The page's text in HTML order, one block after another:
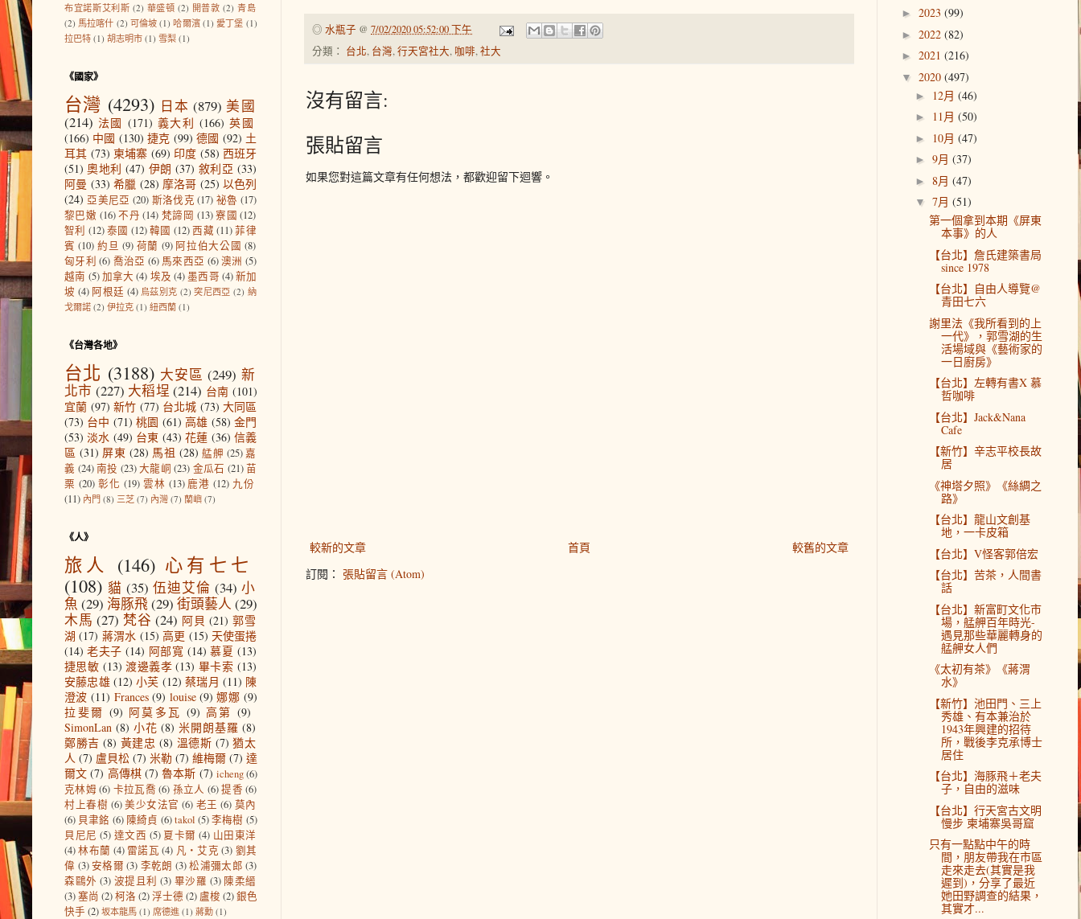
◎ 水瓶子 @ 7/02/2020 05:52:00 下午
分類： 台北, 台灣,行天宮社大, 咖啡,社大
沒有留言:
張貼留言
如果您對這篇文章有任何想法，都歡迎留下迴響。
較新的文章 較舊的文章
首頁
訂閱： 張貼留言 (Atom)
布宜諾斯艾利斯 (2) 華盛頓 (2) 開普敦 (2) 青島
(2) 馬拉喀什 (2) 可倫坡 (1) 哈爾濱 (1) 愛丁堡 (1)
拉巴特 (1) 胡志明市 (1) 雪梨 (1)
《國家》
台灣 (4293) 日本 (879) 美國
(214) 法國 (171) 義大利 (166) 英國
(166) 中國 (130) 捷克 (99) 德國 (92) 土
耳其 (73) 柬埔寨 (69) 印度 (58) 西班牙
(51) 奧地利 (47) 伊朗 (37) 敘利亞 (33)
阿曼 (33) 希臘 (28) 摩洛哥 (25) 以色列
(24) 亞美尼亞 (20) 斯洛伐克 (17) 祕魯 (17)
黎巴嫩 (16) 不丹 (14) 梵諦岡 (13) 寮國 (12)
智利 (12)泰國 (12)韓國 (12)西藏 (11) 菲律
賓 (10) 約旦 (9) 荷蘭 (9) 阿拉伯大公國 (8)
匈牙利 (6) 喬治亞 (6) 馬來西亞 (6)澳洲 (5)
越南 (5) 加拿大 (4) 埃及 (4)墨西哥 (4)新加
坡 (4) 阿根廷 (4) 烏茲別克 (2) 突尼西亞 (2) 納
戈爾諾 (2) 伊拉克 (1) 紐西蘭 (1)
《台灣各地》
台北 (3188) 大安區 (249) 新
北市 (227) 大稻埕 (214) 台南 (101)
宜蘭 (97) 新竹 (77) 台北城 (73) 大同區
(73) 台中 (71) 桃園 (61) 高雄 (58) 金門
(53) 淡水 (49) 台東 (43) 花蓮 (36) 信義
區 (31) 屏東 (28) 馬祖 (28) 艋舺 (25) 嘉
義 (24) 南投 (23)大龍峒 (23) 金瓜石 (21)苗
栗 (20) 彰化 (19) 雲林 (13) 鹿港 (12) 九份
(11) 內門 (8) 三芝 (7) 內灣 (7) 蘭嶼 (7)
《人》
旅人 (146) 心有七七
(108) 貓 (35) 伍迪艾倫 (34) 小
魚 (29) 海豚飛(29) 街頭藝人 (29)
木馬 (27) 梵谷 (24) 阿貝 (21) 郭雪
湖 (17) 蔣渭水 (15) 高更 (15) 天使蛋捲
(14) 老夫子 (14) 阿部寬 (14) 慕夏 (13)
捷思敏 (13) 渡邊義孝 (13) 畢卡索 (13)
安藤忠雄 (12) 小芙 (12) 蔡瑞月 (11) 陳
澄波 (11) Frances (9) louise (9) 娜娜 (9)
拉斐爾 (9) 阿莫多瓦 (9) 高第 (9)
SimonLan (8) 小花 (8) 米開朗基羅 (8)
鄭勝吉 (8) 黃建忠 (8) 溫德斯 (7) 猶太
人 (7) 盧貝松 (7) 米勒 (7) 維梅爾 (7) 達
爾文 (7) 高傳棋 (7) 魯本斯 (7) icheng(6)
克林姆 (6) 卡拉瓦喬 (6) 孫立人 (6)提香 (6)
村上春樹 (6) 美少女法官 (6) 老王 (6) 莫內
(6) 貝聿銘 (6) 陳綺貞 (6) takol (5)李梅樹 (5)
貝尼尼 (5) 達文西 (5) 夏卡爾 (4) 山田東洋
(4)林布蘭 (4) 雷諾瓦 (4) 凡‧艾克 (3) 劉其
偉 (3)安格爾 (3) 李乾朗 (3)松浦彌太郎 (3)
森鷗外 (3) 波提且利 (3) 畢沙羅 (3) 陳柔縉
(3)塞尚 (2)柯洛 (2)浮士德 (2) 盧梭 (2)銀色
快手 (2) 坂本龍馬 (1) 席德進 (1) 蔣勳 (1)
► 2023 (99)
► 2022 (82)
► 2021 (216)
▼ 2020 (497)
► 12月 (46)
► 11月 (50)
► 10月 (47)
► 9月 (37)
► 8月 (47)
▼ 7月 (51)
第一個拿到本期《屏東
本事》的人
【台北】詹氏建築書局
since 1978
【台北】自由人導覽@
青田七六
謝里法《我所看到的上
一代》，郭雪湖的生
活場域與《藝術家的
一日廚房》
【台北】左轉有書X 慕
哲咖啡
【台北】Jack&Nana
Cafe
【新竹】辛志平校長故
居
《神塔夕照》《絲綢之
路》
【台北】龍山文創基
地，一卡皮箱
【台北】V怪客郭倍宏
【台北】苦茶，人間書
話
【台北】新富町文化市
場，艋舺百年時光-
遇見那些華麗轉身的
艋舺女人們
《太初有茶》《蔣渭
水》
【新竹】池田門、三上
秀雄、有本兼治於
1943年興建的招待
所，戰後李克承博士
居住
【台北】海豚飛＋老夫
子，自由的滋味
【台北】行天宮古文明
慢步 柬埔寨吳哥窟
只有一點點中午的時
間，朋友帶我在市區
走來走去(其實是我
遲到)，分享了最近
她田野調查的結果，
其實才...